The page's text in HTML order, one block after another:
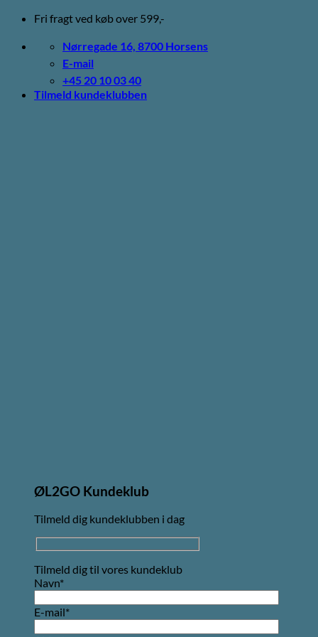
Fortsæt
indhold
Fri fragt ved køb over 599,-
Nørregade 16, 8700 Horsens
E-mail
+45 20 10 03 40
Tilmeld kundeklubben
ØL2GO Kundeklub
Tilmeld dig kundeklubben i dag
Tilmeld dig til vores kundeklub
Navn*
E-mail*